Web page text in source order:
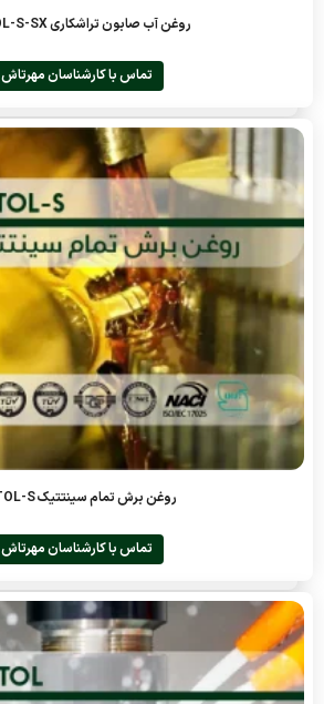
روغن آب صابون تراشکاری METOL-S-SX
تماس با کارشناسان مهرتاش
روغن برش تمام سینتتیک CUTOL-S
تماس با کارشناسان مهرتاش